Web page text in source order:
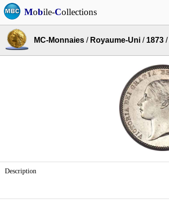
Mobile-Collections
MC-Monnaies / Royaume-Uni / 1873 /
Description